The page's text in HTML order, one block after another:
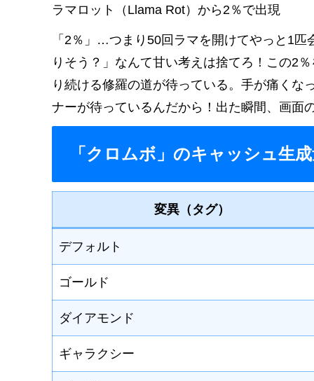
ラマロット（Llama Rot）から2％で出現
「2％」…つまり50回ラマを開けてやっと1
りそう？」なんて甘い考えは捨てろ！この2
り続ける修羅の道が待っている。手が痛く
ナーが待っているんだから！出た瞬間、画面
「クロムボ」のキャッシュ生
変異（タグ）
デフォルト
ゴールド
ダイアモンド
ギャラクシー